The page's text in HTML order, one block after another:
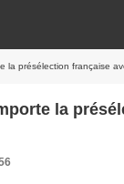
la présélection française
la